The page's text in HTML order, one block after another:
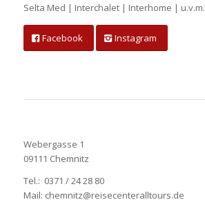
Selta Med | Interchalet | Interhome | u.v.m.
Facebook Instagram
Webergasse 1
09111 Chemnitz
Tel.: 0371 / 24 28 80
Mail: chemnitz@reisecenteralltours.de